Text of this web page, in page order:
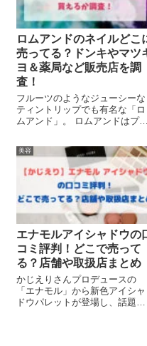
ロムアンドのネイルどこ
売ってる？ドンキやマツ
ヨ＆薬局など販売店を調
査！
フルーツのようなジューシーな
ティントリップでも有名な「ロ
ムアンド」。 ロムアンドはプチ
ですよね♡ そんなロムアンド
商品について ロムアンドのネ
ルはどこに売ってるの？ロムア
ンドはマツ...
美容
エナモルアイシャドウの
コミ評判！どこで売って
る？店舗や取扱店まとめ
かじえりさんプロデュースの
「エナモル」から新色アイシャ
ドウパレットが登場し、話題を